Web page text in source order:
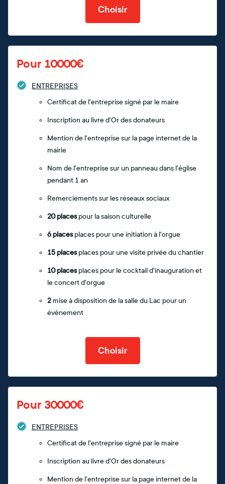
Choisir
Pour 10000€
ENTREPRISES
Certificat de l'entreprise signé par le maire
Inscription au livre d'Or des donateurs
Mention de l'entreprise sur la page internet de la
mairie
Nom de l'entreprise sur un panneau dans l'église
pendant 1 an
Remerciements sur les réseaux sociaux
20 placespour la saison culturelle
6 placesplaces pour une initiation à l'orgue
15 placesplaces pour une visite privée du chantier
10 placesplaces pour le cocktail d'inauguration et
le concert d'orgue
2 mise à disposition de la salle du Lac pour un
évènement
Choisir
Pour 30000€
ENTREPRISES
Certificat de l'entreprise signé par le maire
Inscription au livre d'Or des donateurs
Mention de l'entreprise sur la page internet de la